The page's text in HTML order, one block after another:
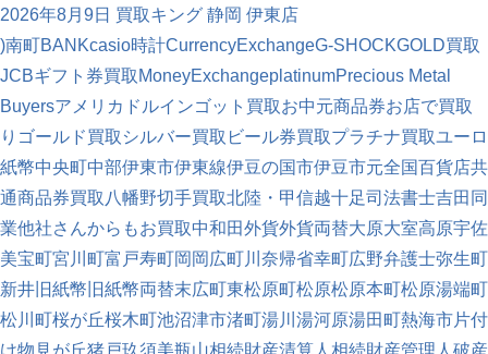
2026年8月9日 買取キング 静岡 伊東店
)南町BANKcasio時計CurrencyExchangeG-SHOCKGOLD買取
JCBギフト券買取 MoneyExchangeplatinumPrecious Metal
Buyersアメリカドルインゴット買取お中元商品券お店で買取
り ゴールド買取 シルバー買取 ビール券買取プラチナ買取ユーロ
紙幣中央町中部伊東市伊東線伊豆の国市伊豆市元全国百貨店共
通商品券買取 八幡野切手買取北陸・甲信越十足司法書士吉田 同
業他社さんからもお買取中和田外貨外貨両替大原大室高原宇佐
美宝町宮川町富戸寿町岡 岡広町川奈帰省幸町広野弁護士弥生町
新井 旧紙幣 旧紙幣両替末広町東松原町松原松原本町松原湯端町
松川町桜が丘桜木町池沼津市渚町湯川 湯河原湯田町熱海市片付
け物見が丘猪戸玖須美瓶山相続財産清算人 相続財産管理人 破産